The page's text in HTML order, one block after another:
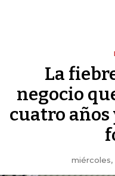
La
negocio
cuatro